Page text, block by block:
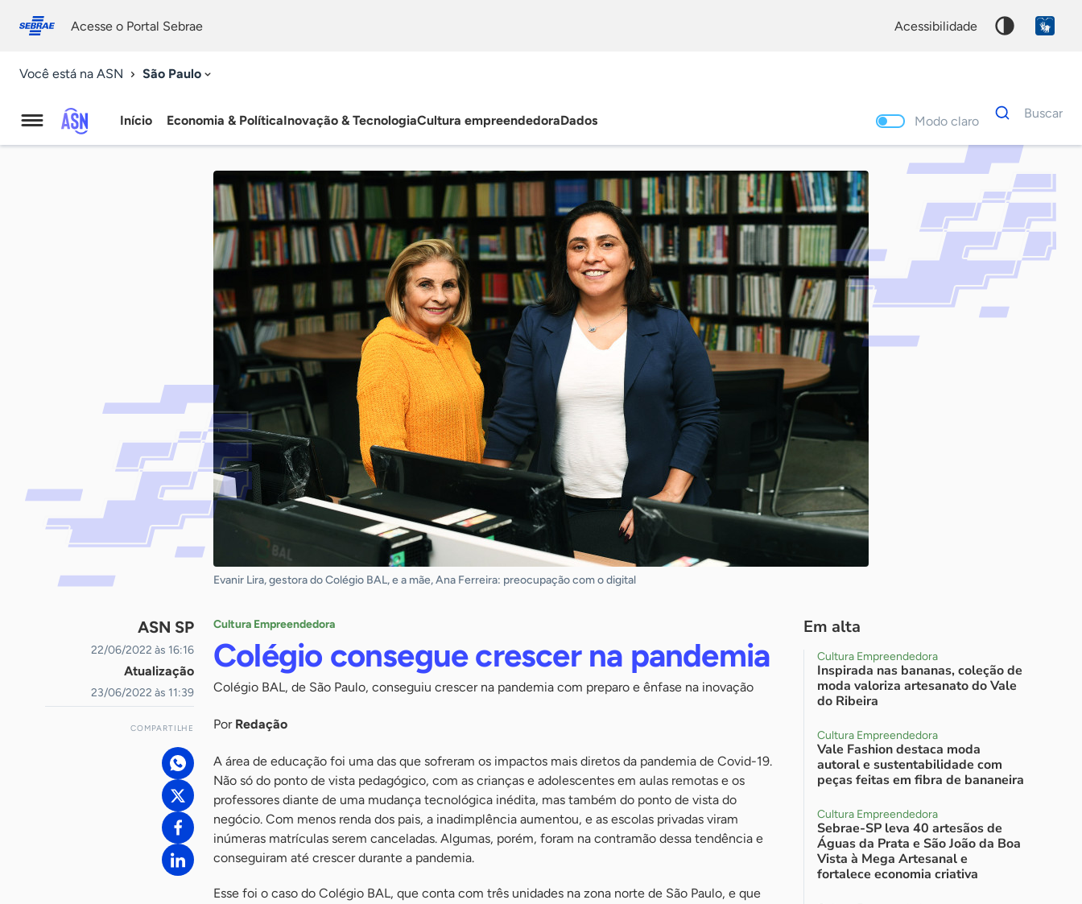
conosco
Acesse o Portal Sebrae acessibilidade
Você está na ASN São Paulo
Agência
Início Economia & PolíticaInovação & TecnologiaCultura empreendedoraDados Modo claro
Dados
para
Buscar
Palavra
chave
Evanir Lira, gestora do Colégio BAL, e a mãe, Ana Ferreira: preocupação com o digital
ASN SP
22/06/2022 às 16:16
Atualização
23/06/2022 às 11:39
COMPARTILHE
Cultura Empreendedora
Colégio consegue crescer na pandemia
Colégio BAL, de São Paulo, conseguiu crescer na pandemia com preparo e ênfase na inovação
Por Redação
A área de educação foi uma das que sofreram os impactos mais diretos da pandemia de Covid-19.
Não só do ponto de vista pedagógico, com as crianças e adolescentes em aulas remotas e os
professores diante de uma mudança tecnológica inédita, mas também do ponto de vista do
negócio. Com menos renda dos pais, a inadimplência aumentou, e as escolas privadas viram
inúmeras matrículas serem canceladas. Algumas, porém, foram na contramão dessa tendência e
conseguiram até crescer durante a pandemia.
Esse foi o caso do Colégio BAL, que conta com três unidades na zona norte de São Paulo, e que
Em alta
Cultura Empreendedora
Inspirada nas bananas, coleção de
moda valoriza artesanato do Vale
do Ribeira
Cultura Empreendedora
Vale Fashion destaca moda
autoral e sustentabilidade com
peças feitas em fibra de bananeira
Cultura Empreendedora
Sebrae-SP leva 40 artesãos de
Águas da Prata e São João da Boa
Vista à Mega Artesanal e
fortalece economia criativa